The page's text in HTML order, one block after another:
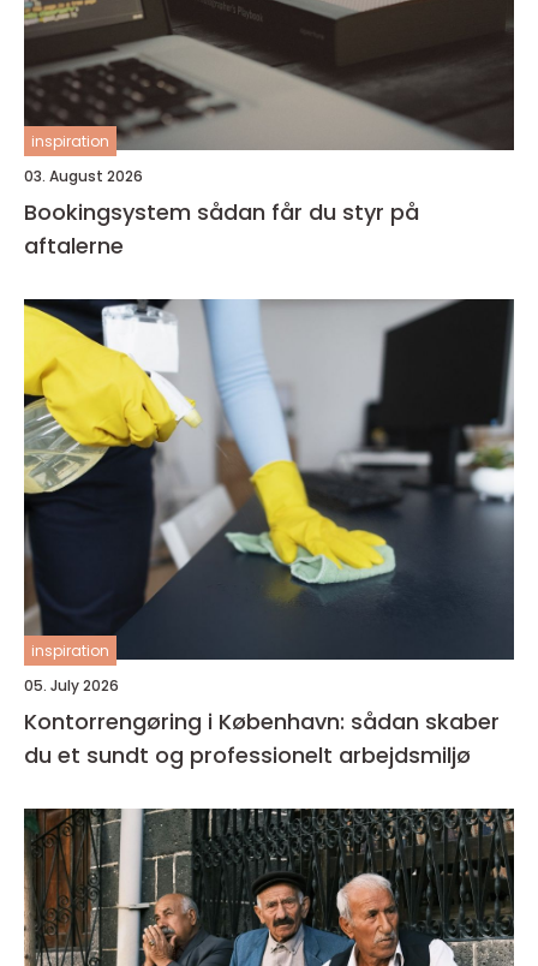
inspiration
03. August 2026
Bookingsystem sådan får du styr på
aftalerne
inspiration
05. July 2026
Kontorrengøring i København: sådan skaber
du et sundt og professionelt arbejdsmiljø